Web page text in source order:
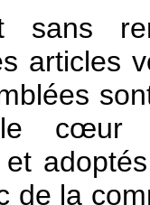
sans
articles
le
de la